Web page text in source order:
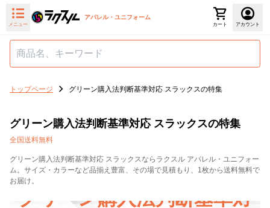
メニュー
アパレル・ユニフォーム
カート アカウント
トップページ グリーン購入法判断基準対応 スラックスの特集
グリーン購入法判断基準対応 スラックスの特集
全国送料無料
グリーン購入法判断基準対応 スラックスならラクスル アパレル・ユニフォー
ム。サイズ・カラーなど品揃え豊富、その場で見積もり、1枚から送料無料で
お届け。
グリーン購入法判断基準対